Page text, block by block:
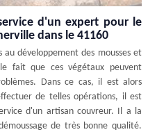
d'un expert pour le
dans le 41160
développement des mousses et
fait que ces végétaux peuvent
Dans ce cas, il est alors
de telles opérations, il est
d'un artisan couvreur. Il a la
de très bonne qualité.